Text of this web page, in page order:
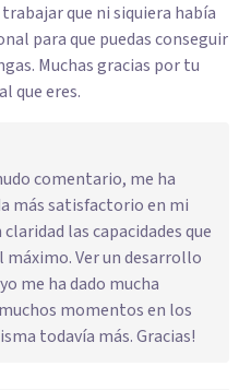
que ni siquiera había
para que puedas conseguir
Muchas gracias por tu
que eres.
comentario, me ha
más satisfactorio en mi
las capacidades que
máximo. Ver un desarrollo
me ha dado mucha
momentos en los
todavía más. Gracias!